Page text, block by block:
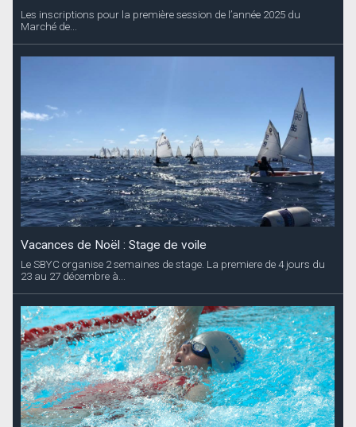
Les inscriptions pour la première session de l’année 2025 du
Marché de...
Vacances de Noël : Stage de voile
Le SBYC organise 2 semaines de stage. La premiere de 4 jours du
23 au 27 décembre à...